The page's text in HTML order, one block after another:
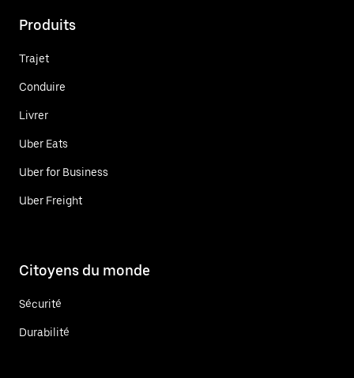
Produits
Trajet
Conduire
Livrer
Uber Eats
Uber for Business
Uber Freight
Citoyens du monde
Sécurité
Durabilité